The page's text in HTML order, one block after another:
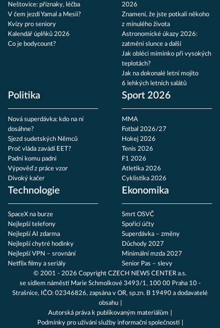
Neštovice: příznaky, léčba
V čem jezdí Yamal a Mesii?
Kvízy pro seniory
Kalendář úplňků 2026
Co je bodycount?
2026
Znamení, že jste potkali někoho
z minulého života
Astronomické úkazy 2026:
zatmění slunce a další
Jak obléci miminko při vysokých
teplotách?
Jak na dokonalé letní mojito
6 lehkých letních salátů
Politika
Nová superdávka: kdo na ní
dosáhne?
Sjezd sudetských Němců
Proč vláda zavádí EET?
Padni komu padni
Výpověď z práce vzor
Divoký kačer
Sport 2026
MMA
Fotbal 2026/27
Hokej 2026
Tenis 2026
F1 2026
Atletika 2026
Cyklistika 2026
Technologie
SpaceX na burze
Nejlepší telefony
Nejlepší AI zdarma
Nejlepší chytré hodinky
Nejlepší VPN – srovnání
Netflix filmy a seriály
Ekonomika
Smrt OSVČ
Spořicí účty
Superdávka – změny
Důchody 2027
Minimální mzda 2027
Senior Pas – slevy
© 2001 - 2026 Copyright CZECH NEWS CENTER a.s.
se sídlem náměstí Marie Schmolkové 3493/1, 100 00 Praha 10 -
Strašnice, IČO: 02346826, zapsána v OR, sp.zn. B 19490 a dodavatelé
obsahu
Autorská práva k publikovaným materiálům
Podmínky pro užívání služby informační společnosti